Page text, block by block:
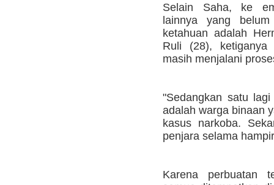
Selain Saha, ke
lainnya yang
ketahuan adalah
Ruli (28), ketiganya
masih menjalani
"Sedangkan satu
adalah warga binaan
kasus narkoba.
penjara selama
Karena perbuatan